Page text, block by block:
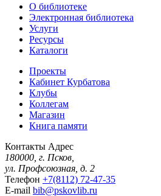
О библиотеке
Электронная библиотека
Услуги
Ресурсы
Каталоги
Проекты
Кабинет Курбатова
Клубы
Коллегам
Магазин
Книга памяти
Контакты Адрес
180000, г. Псков,
ул. Профсоюзная, д. 2
Телефон +7(8112) 72-47-35
E-mail bib@pskovlib.ru